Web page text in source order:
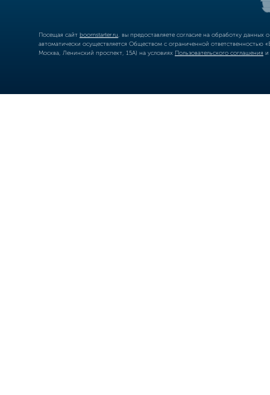
Посещая сайт boomstarter.ru , вы предоставляете согласие на обработку
автоматически осуществляется Обществом с ограниченной
Москва, Ленинский проспект, 15А) на условиях Пользовательского соглашения и